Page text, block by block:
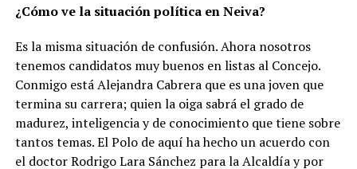
¿Cómo ve la situación política en Neiva?
Es la misma situación de confusión. Ahora nosotros
tenemos candidatos muy buenos en listas al Concejo.
Conmigo está Alejandra Cabrera que es una joven que
termina su carrera; quien la oiga sabrá el grado de
madurez, inteligencia y de conocimiento que tiene sobre
tantos temas. El Polo de aquí ha hecho un acuerdo con
el doctor Rodrigo Lara Sánchez para la Alcaldía y por